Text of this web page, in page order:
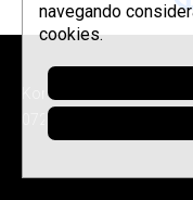
Korrontzi © 2026 - Tel.
072 076 -
Política de
navegando
cookies.